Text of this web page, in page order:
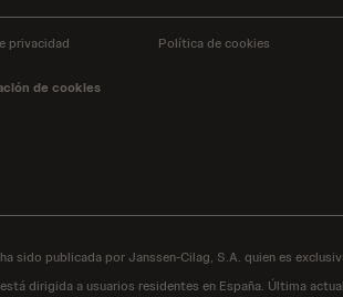
privacidad Política de cookies
de cookies
sido publicada por Janssen-Cilag, S.A. quien es
dirigida a usuarios residentes en España. Última